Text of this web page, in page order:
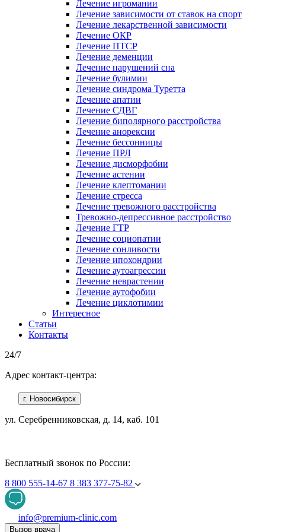
Лечение игромании
Лечение зависимости от ставок на спорт
Лечение лекарственной зависимости
Лечение ОКР
Лечение ПТСР
Лечение деменции
Лечение нарушений сна
Лечение булимии
Лечение синдрома Туретта
Лечение апатии
Лечение СДВГ
Лечение биполярного расстройства
Лечение анорексии
Лечение бессонницы
Лечение ПРЛ
Лечение дисморфобии
Лечение астении
Лечение клептомании
Лечение стресса
Лечение тревожного расстройства
Тревожно-депрессивное расстройство
Лечение ГТР
Лечение социопатии
Лечение сонливости
Лечение ипохондрии
Лечение аутоагрессии
Лечение неврастении
Лечение аутофобии
Лечение циклотимии
Интересное
Статьи
Контакты
24/7
Адрес контакт-центра:
г. Новосибирск
ул. Серебренниковская, д. 14, каб. 101
Бесплатный звонок по России:
8 800 555-14-67 8 383 377-75-82
info@premium-clinic.com
Вызов врача